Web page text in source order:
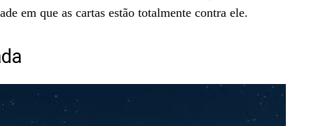
em que as cartas estão totalmente contra ele.